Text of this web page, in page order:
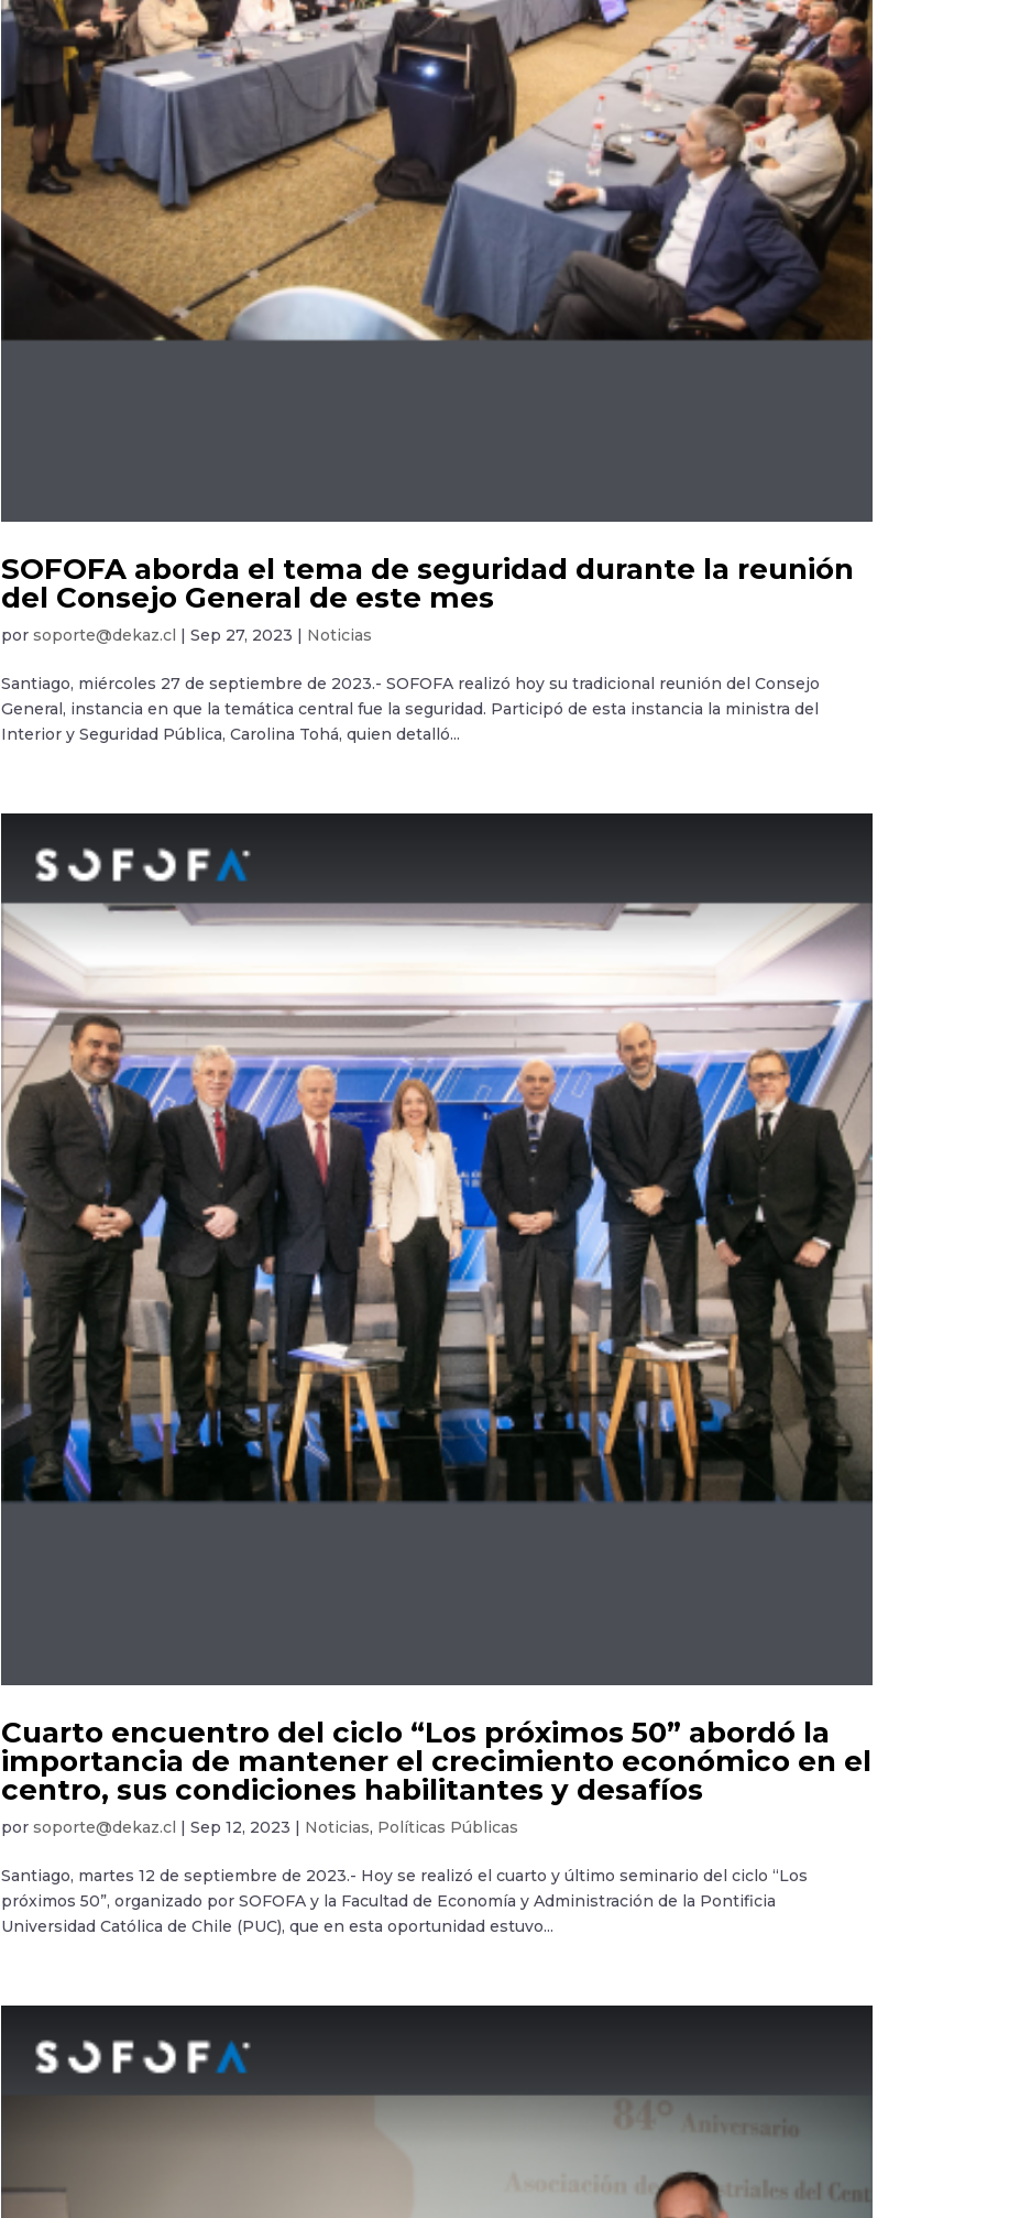
SOFOFA aborda el tema de seguridad durante la reunión
del Consejo General de este mes
por soporte@dekaz.cl | Sep 27, 2023 | Noticias
Santiago, miércoles 27 de septiembre de 2023.- SOFOFA realizó hoy su tradicional reunión del Consejo
General, instancia en que la temática central fue la seguridad. Participó de esta instancia la ministra del
Interior y Seguridad Pública, Carolina Tohá, quien detalló...
Cuarto encuentro del ciclo “Los próximos 50” abordó la
importancia de mantener el crecimiento económico en el
centro, sus condiciones habilitantes y desafíos
por soporte@dekaz.cl | Sep 12, 2023 | Noticias, Políticas Públicas
Santiago, martes 12 de septiembre de 2023.- Hoy se realizó el cuarto y último seminario del ciclo “Los
próximos 50”, organizado por SOFOFA y la Facultad de Economía y Administración de la Pontificia
Universidad Católica de Chile (PUC), que en esta oportunidad estuvo...